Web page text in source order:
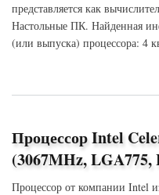
представляется как
Настольные ПК. Найденная
(или выпуска) процессора: 4
о Процессор Intel Celeron D-330J
Процессор Intel
(3067MHz, LGA775,
Процессор от компании Intel